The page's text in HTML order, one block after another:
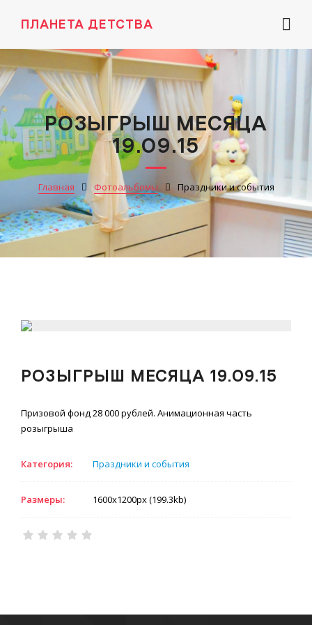
ПЛАНЕТА ДЕТСТВА
РОЗЫГРЫШ МЕСЯЦА
19.09.15
Главная Фотоальбомы Праздники и события
РОЗЫГРЫШ МЕСЯЦА 19.09.15
Призовой фонд 28 000 рублей. Анимационная часть
розыгрыша
Категория: Праздники и события
Размеры: 1600x1200px (199.3kb)